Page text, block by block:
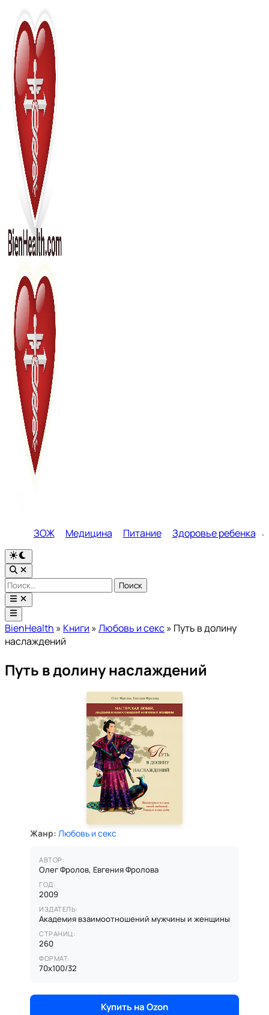
Перейти
содержимому
ЗОЖ Медицина Питание Здоровье ребенка
Переключить
на
тёмный
режим
Открыть
поиск
Найти:
Открыть
меню
Главное
меню
BienHealth » Книги »Любовь и секс» Путь в долину
наслаждений
Путь в долину наслаждений
Жанр: Любовь и секс
АВТОР:
Олег Фролов, Евгения Фролова
ГОД:
2009
ИЗДАТЕЛЬ:
Академия взаимоотношений мужчины и женщины
СТРАНИЦ:
260
ФОРМАТ:
70x100/32
Купить на Ozon